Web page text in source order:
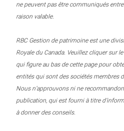
ne peuvent pas être communiqués
raison valable.
RBC Gestion de patrimoine est une
Royale du Canada. Veuillez cliquer sur
qui figure au bas de cette page pour
entités qui sont des sociétés membres
Nous n’approuvons ni ne
publication, qui est fourni à titre
à donner des conseils.